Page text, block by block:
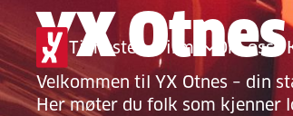
Tjenester Firma Om oss
YX Otnes
Velkommen til YX Otnes – din
Her møter du folk som kjenner